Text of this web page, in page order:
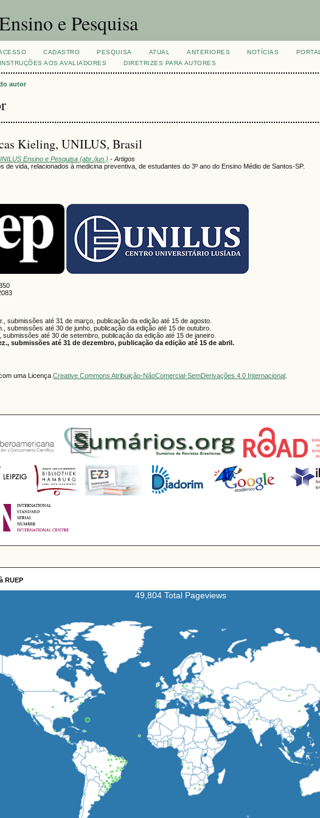
e Pesquisa
CADASTRO PESQUISA ATUAL ANTERIORES NOTÍCIAS PORTAL
INSTRUÇÕES AOS AVALIADORES DIRETRIZES PARA AUTORES
autor
Kieling, UNILUS, Brasil
Ensino e Pesquisa (abr./jun.) - Artigos
de vida, relacionados à medicina preventiva, de estudantes do 3º ano do Ensino Médio de Santos-SP.
submissões até 31 de março, publicação da edição até 15 de agosto.
submissões até 30 de junho, publicação da edição até 15 de outubro.
até 30 de setembro, publicação da edição até 15 de janeiro.
submissões até 31 de dezembro, publicação da edição até 15 de abril.
uma LicençaCreative Commons Atribuição-NãoComercial-SemDerivações 4.0 Internacional
RUEP
49,804 Total Pageviews